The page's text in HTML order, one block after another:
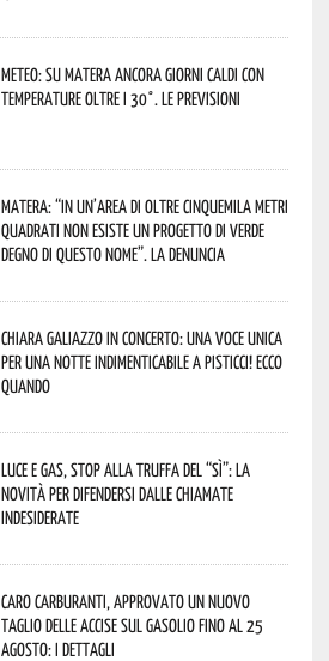
Meteo: su Matera ancora giorni caldi con
temperature oltre i 30°. Le previsioni
Matera: “In un’area di oltre cinquemila metri
quadrati non esiste un progetto di verde
degno di questo nome”. La denuncia
Chiara Galiazzo in concerto: una voce unica
per una notte indimenticabile a Pisticci! Ecco
quando
Luce e gas, stop alla truffa del “Sì”: la
novità per difendersi dalle chiamate
indesiderate
Caro carburanti, approvato un nuovo
taglio delle accise sul gasolio fino al 25
agosto: i dettagli